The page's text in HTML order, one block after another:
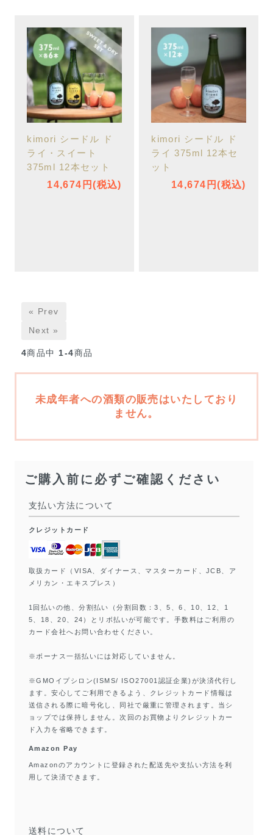
kimori シードル ド
ライ・スイート
375ml 12本セット
14,674円(税込)
kimori シードル ド
ライ 375ml 12本セ
ット
14,674円(税込)
« Prev
Next »
4商品中 1-4商品
未成年者への酒類の販売はいたしており
ません。
ご購入前に必ずご確認ください
支払い方法について
クレジットカード
取扱カード（VISA、ダイナース、マスターカード、JCB、ア
メリカン・エキスプレス）
1回払いの他、分割払い（分割回数：3、5、6、10、12、1
5、18、20、24）とリボ払いが可能です。手数料はご利用の
カード会社へお問い合わせください。
※ボーナス一括払いには対応していません。
※GMOイプシロン(ISMS/ ISO27001認証企業)が決済代行し
ます。安心してご利用できるよう、クレジットカード情報は
送信される際に暗号化し、同社で厳重に管理されます。当シ
ョップでは保持しません。次回のお買物よりクレジットカー
ド入力を省略できます。
Amazon Pay
Amazonのアカウントに登録された配送先や支払い方法を利
用して決済できます。
送料について